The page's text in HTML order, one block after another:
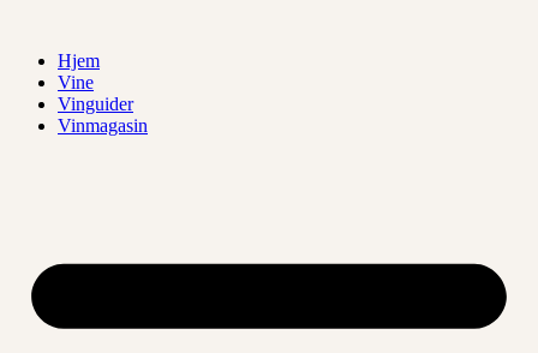
indholdHjem
Vine
Vinguider
Vinmagasin